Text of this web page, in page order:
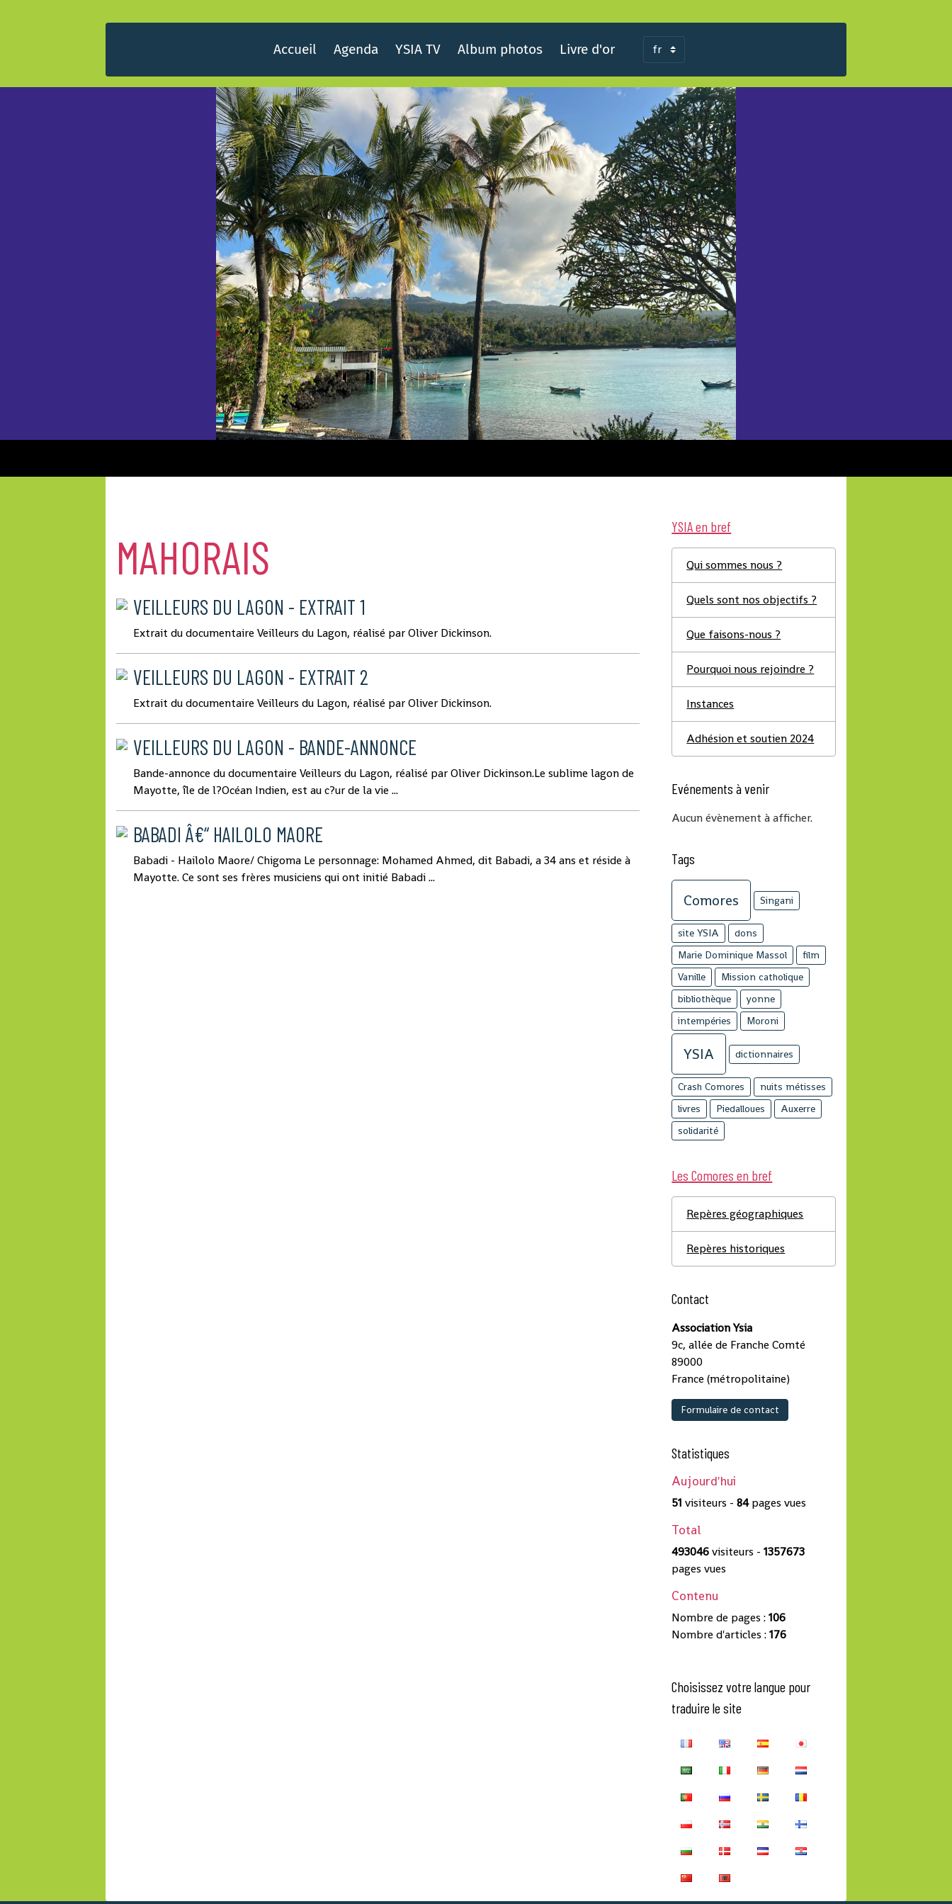
Accueil Agenda YSIA TV Album photos Livre d'or
MAHORAIS
VEILLEURS DU LAGON - EXTRAIT 1
Extrait du documentaire Veilleurs du Lagon, réalisé par Oliver Dickinson.
VEILLEURS DU LAGON - EXTRAIT 2
Extrait du documentaire Veilleurs du Lagon, réalisé par Oliver Dickinson.
VEILLEURS DU LAGON - BANDE-ANNONCE
Bande-annonce du documentaire Veilleurs du Lagon, réalisé par Oliver Dickinson.Le sublime lagon de
Mayotte, île de l?Océan Indien, est au c?ur de la vie ...
BABADI Â€“ HAILOLO MAORE
Babadi - Hailolo Maore/ Chigoma Le personnage: Mohamed Ahmed, dit Babadi, a 34 ans et réside à
Mayotte. Ce sont ses frères musiciens qui ont initié Babadi ...
YSIA en bref
Qui sommes nous ?
Quels sont nos objectifs ?
Que faisons-nous ?
Pourquoi nous rejoindre ?
Instances
Adhésion et soutien 2024
Evénements à venir
Aucun évènement à afficher.
Tags
Comores Singani
site YSIA
dons
Marie Dominique Massol
film
Vanille
Mission catholique
bibliothèque
yonne
intempéries
Moroni
YSIA dictionnaires
Crash Comores
nuits métisses
livres
Piedalloues
Auxerre
solidarité
Les Comores en bref
Repères géographiques
Repères historiques
Contact
Association Ysia
9c, allée de Franche Comté
89000
France (métropolitaine)
Formulaire de contact
Statistiques
Aujourd'hui
51 visiteurs -84pages vues
Total
493046visiteurs -1357673
pages vues
Contenu
Nombre de pages :106
Nombre d'articles :176
Choisissez votre langue pour
traduire le site